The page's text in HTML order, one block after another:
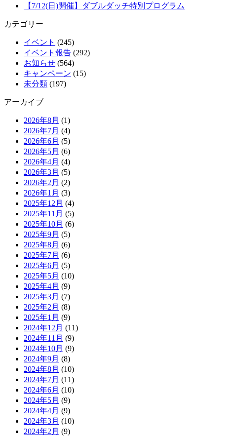
【7/12(日)開催】ダブルダッチ特別プログラム
カテゴリー
イベント (245)
イベント報告 (292)
お知らせ (564)
キャンペーン (15)
未分類 (197)
アーカイブ
2026年8月 (1)
2026年7月 (4)
2026年6月 (5)
2026年5月 (6)
2026年4月 (4)
2026年3月 (5)
2026年2月 (2)
2026年1月 (3)
2025年12月 (4)
2025年11月 (5)
2025年10月 (6)
2025年9月 (5)
2025年8月 (6)
2025年7月 (6)
2025年6月 (5)
2025年5月 (10)
2025年4月 (9)
2025年3月 (7)
2025年2月 (8)
2025年1月 (9)
2024年12月 (11)
2024年11月 (9)
2024年10月 (9)
2024年9月 (8)
2024年8月 (10)
2024年7月 (11)
2024年6月 (10)
2024年5月 (9)
2024年4月 (9)
2024年3月 (10)
2024年2月 (9)